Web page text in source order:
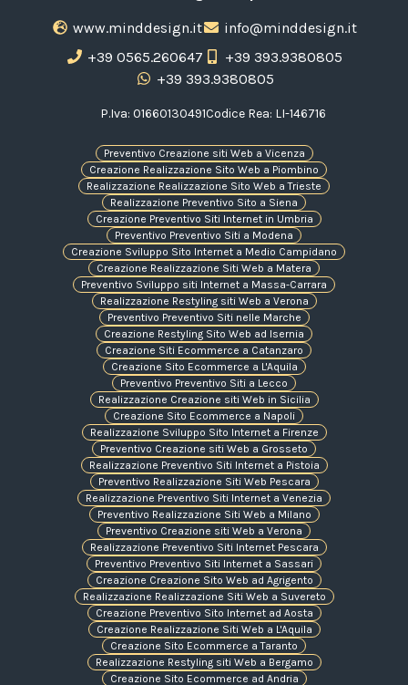
www.minddesign.it
info@minddesign.it
+39 0565.260647
+39 393.9380805
+39 393.9380805
P.Iva: 01660130491Codice Rea: LI-146716
Preventivo Creazione siti Web a Vicenza
Creazione Realizzazione Sito Web a Piombino
Realizzazione Realizzazione Sito Web a Trieste
Realizzazione Preventivo Sito a Siena
Creazione Preventivo Siti Internet in Umbria
Preventivo Preventivo Siti a Modena
Creazione Sviluppo Sito Internet a Medio Campidano
Creazione Realizzazione Siti Web a Matera
Preventivo Sviluppo siti Internet a Massa-Carrara
Realizzazione Restyling siti Web a Verona
Preventivo Preventivo Siti nelle Marche
Creazione Restyling Sito Web ad Isernia
Creazione Siti Ecommerce a Catanzaro
Creazione Sito Ecommerce a L'Aquila
Preventivo Preventivo Siti a Lecco
Realizzazione Creazione siti Web in Sicilia
Creazione Sito Ecommerce a Napoli
Realizzazione Sviluppo Sito Internet a Firenze
Preventivo Creazione siti Web a Grosseto
Realizzazione Preventivo Siti Internet a Pistoia
Preventivo Realizzazione Siti Web Pescara
Realizzazione Preventivo Siti Internet a Venezia
Preventivo Realizzazione Siti Web a Milano
Preventivo Creazione siti Web a Verona
Realizzazione Preventivo Siti Internet Pescara
Preventivo Preventivo Siti Internet a Sassari
Creazione Creazione Sito Web ad Agrigento
Realizzazione Realizzazione Siti Web a Suvereto
Creazione Preventivo Sito Internet ad Aosta
Creazione Realizzazione Siti Web a L'Aquila
Creazione Sito Ecommerce a Taranto
Realizzazione Restyling siti Web a Bergamo
Creazione Sito Ecommerce ad Andria